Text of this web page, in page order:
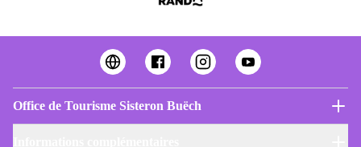
Office de Tourisme Sisteron Buëch